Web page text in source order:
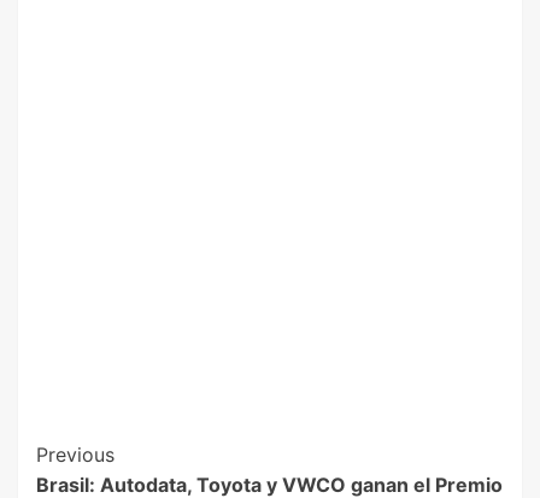
Previous
Brasil: Autodata, Toyota y VWCO ganan el Premio